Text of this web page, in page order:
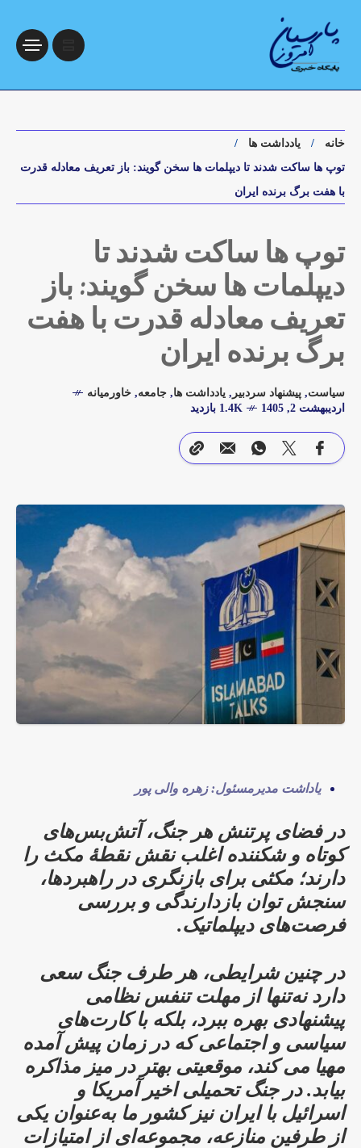
خانه
یادداشت ها
توپ ها ساکت شدند تا دیپلمات ها سخن گویند: باز تعریف معادله قدرت
با هفت برگ برنده ایران
توپ ها ساکت شدند تا
دیپلمات ها سخن گویند: باز
تعریف معادله قدرت با هفت
برگ برنده ایران
سیاست, پیشنهاد سردبیر , یادداشت ها, جامعه, خاورمیانه
اردیبهشت 2, 1405
1.4K بازدید
یاداشت مدیرمسئول: زهره والی پور
در فضای پرتنش هر جنگ، آتش‌بس‌های
کوتاه و شکننده اغلب نقش نقطهٔ مکث را
دارند؛ مکثی برای بازنگری در راهبردها،
سنجش توان بازدارندگی و بررسی
فرصت‌های دیپلماتیک.
در چنین شرایطی، هر طرف جنگ سعی
دارد نه‌تنها از مهلت تنفس نظامی
پیشنهادی بهره ببرد، بلکه با کارت‌های
سیاسی و اجتماعی که در زمان پیش آمده
مهیا می کند، موقعیتی بهتر در میز مذاکره
بیابد. در جنگ تحمیلی اخیر آمریکا و
اسرائیل با ایران نیز کشور ما به‌عنوان یکی
از طرفین منازعه، مجموعه‌ای از امتیازات